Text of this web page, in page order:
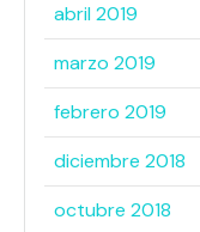
abril 2019
marzo 2019
febrero 2019
diciembre 2018
octubre 2018